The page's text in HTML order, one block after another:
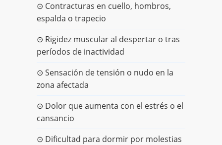
⊙ Contracturas en cuello, hombros,
espalda o trapecio
⊙ Rigidez muscular al despertar o tras
períodos de inactividad
⊙ Sensación de tensión o nudo en la
zona afectada
⊙ Dolor que aumenta con el estrés o el
cansancio
⊙ Dificultad para dormir por molestias